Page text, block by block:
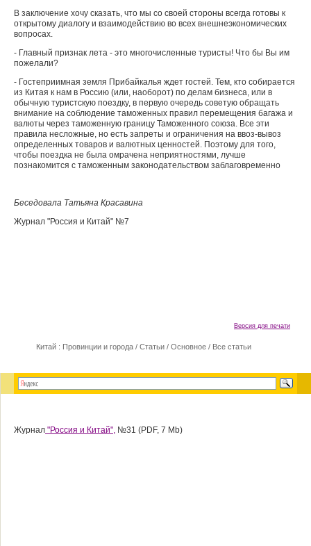
В заключение хочу сказать, что мы со своей стороны всегда готовы к
открытому диалогу и взаимодействию во всех внешнеэкономических
вопросах.
- Главный признак лета - это многочисленные туристы! Что бы Вы им
пожелали?
- Гостеприимная земля Прибайкалья ждет гостей. Тем, кто собирается
из Китая к нам в Россию (или, наоборот) по делам бизнеса, или в
обычную туристскую поездку, в первую очередь советую обращать
внимание на соблюдение таможенных правил перемещения багажа и
валюты через таможенную границу Таможенного союза. Все эти
правила несложные, но есть запреты и ограничения на ввоз-вывоз
определенных товаров и валютных ценностей. Поэтому для того,
чтобы поездка не была омрачена неприятностями, лучше
познакомится с таможенным законодательством заблаговременно
Беседовала Татьяна Красавина
Журнал "Россия и Китай" №7
Версия для печати
Китай : Провинции и города / Статьи / Основное / Все статьи
Журнал "Россия и Китай", №31 (PDF, 7 Mb)